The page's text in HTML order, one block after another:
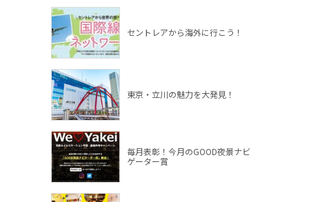
セントレアから海外に行こう！
東京・立川の魅力を大発見！
毎月表彰！今月のGOOD夜景ナビ
ゲーター賞